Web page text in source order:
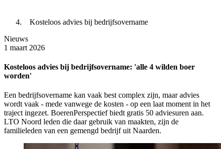
Kosteloos advies bij bedrijfsovername
Nieuws
1 maart 2026
Kosteloos advies bij bedrijfsovername: 'alle 4 wilden boer
worden'
Een bedrijfsovername kan vaak best complex zijn, maar advies
wordt vaak - mede vanwege de kosten - op een laat moment in het
traject ingezet. BoerenPerspectief biedt gratis 50 adviesuren aan.
LTO Noord leden die daar gebruik van maakten, zijn de
familieleden van een gemengd bedrijf uit Naarden.